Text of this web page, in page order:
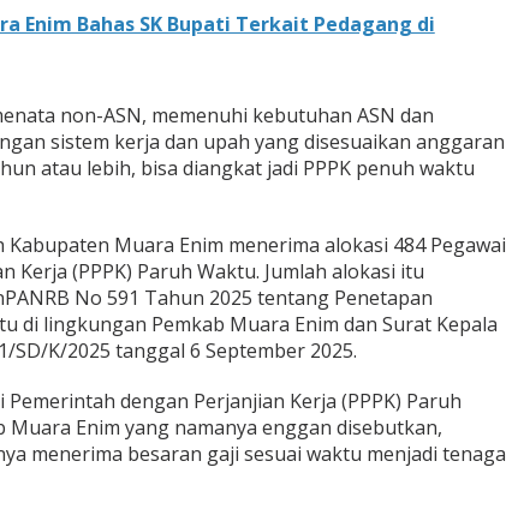
Enim Bahas SK Bupati Terkait Pedagang di
non-ASN, memenuhi kebutuhan ASN dan
sistem kerja dan upah yang disesuaikan anggaran
atau lebih, bisa diangkat jadi PPPK penuh waktu
Muara Enim menerima alokasi 484 Pegawai
Kerja (PPPK) Paruh Waktu. Jumlah alokasi itu
No 591 Tahun 2025 tentang Penetapan
di lingkungan Pemkab Muara Enim dan Surat Kepala
SD/K/2025 tanggal 6 September 2025.
dengan Perjanjian Kerja (PPPK) Paruh
Enim yang namanya enggan disebutkan,
menerima besaran gaji sesuai waktu menjadi tenaga